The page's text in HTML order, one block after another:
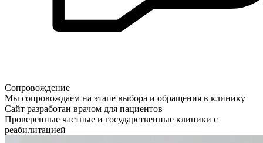
Сопровождение
Мы сопровождаем на этапе выбора и обращения в клинику
Сайт разработан врачом для пациентов
Проверенные частные и государственные клиники с
реабилитацией